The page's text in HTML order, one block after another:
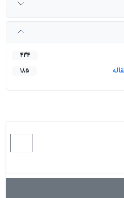
434
185